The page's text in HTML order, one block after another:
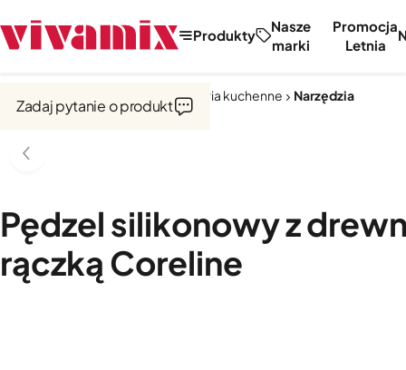
Produkty
Nasze
marki
Promocja
Letnia
Narzędzia i akcesoria kuchenne Narzędzia
Pędzel silikonowy z
rączką Coreline
Zadaj pytanie o produkt